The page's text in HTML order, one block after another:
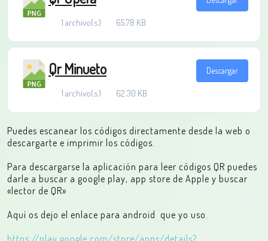
1 archivo(s) 65.78 KB
Qr Minueto
1 archivo(s) 62.30 KB
Descargar
Puedes escanear los códigos directamente desde la web o
descargarte e imprimir los códigos.
Para descargarse la aplicación para leer códigos QR puedes
darle a buscar a google play, app store de Apple y buscar
«lector de QR»
Aquí os dejo el enlace para android que yo uso.